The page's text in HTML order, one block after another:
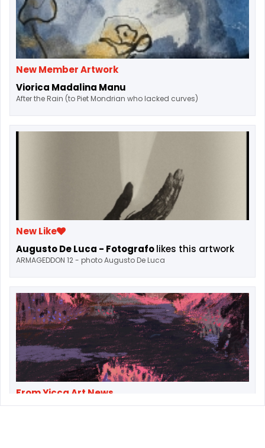
New Member Artwork
Viorica Madalina Manu
After the Rain (to Piet Mondrian who lacked curves)
New Like
Augusto De Luca - Fotografolikes this artwork
ARMAGEDDON 12 - photo Augusto De Luca
From Yicca Art News